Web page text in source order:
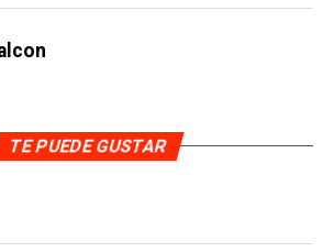
TE PUEDE GUSTAR